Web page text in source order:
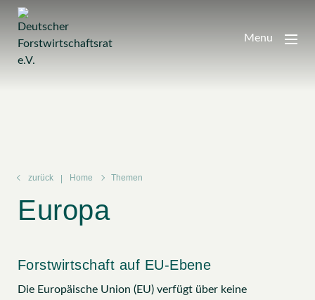
Zum
Inhalt
springen
Menu
zurück Home Themen
Europa
Forstwirtschaft auf EU-Ebene
Die Europäische Union (EU) verfügt über keine